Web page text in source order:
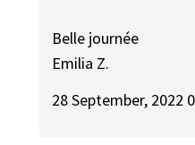
Belle journée
Emilia Z.
28 September, 2022